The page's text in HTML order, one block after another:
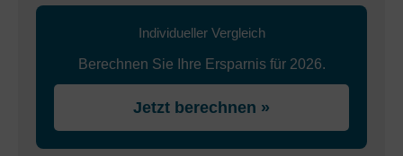
Individueller Vergleich
Berechnen Sie Ihre Ersparnis für 2026.
Jetzt berechnen »